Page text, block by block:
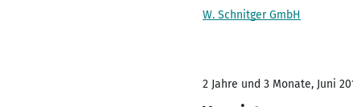
W. Schnitger GmbH
2 Jahre und 3 Monate, Juni